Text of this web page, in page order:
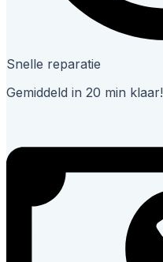
Snelle reparatie
Gemiddeld in 20 min klaar!